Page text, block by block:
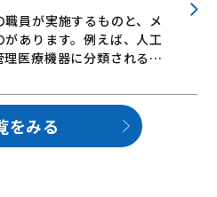
員が実施するものと、メ
あります。例えば、人工
理医療機器に分類される…
をみる